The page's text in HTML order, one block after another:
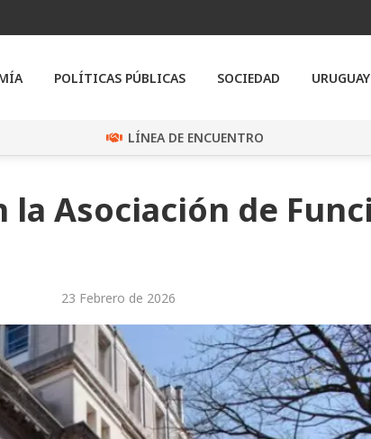
POLÍTICAS PÚBLICAS SOCIEDAD
LÍNEA DE ENCUENTRO
Asociación de
23 Febrero de 2026